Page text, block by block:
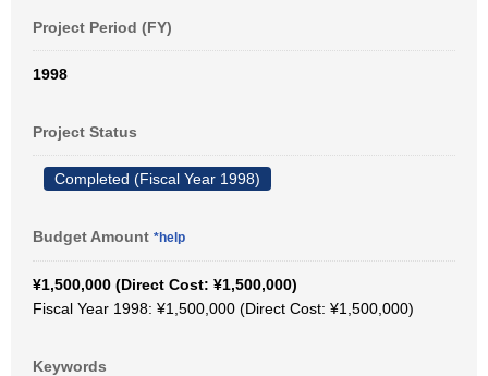
Project Period (FY)
1998
Project Status
Completed (Fiscal Year 1998)
Budget Amount *help
¥1,500,000 (Direct Cost: ¥1,500,000)
Fiscal Year 1998: ¥1,500,000 (Direct Cost: ¥1,500,000)
Keywords